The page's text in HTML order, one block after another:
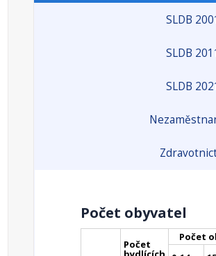
SLDB
SLDB
SLDB
Počet obyvatel
Počet
Počet